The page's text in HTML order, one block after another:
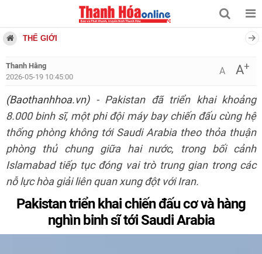
THẾ GIỚI
Thanh Hằng
2026-05-19 10:45:00
A A+
(Baothanhhoa.vn)- Pakistan đã triển khai khoảng
8.000 binh sĩ, một phi đội máy bay chiến đấu cùng hệ
thống phòng không tới Saudi Arabia theo thỏa thuận
phòng thủ chung giữa hai nước, trong bối cảnh
Islamabad tiếp tục đóng vai trò trung gian trong các
nỗ lực hòa giải liên quan xung đột với Iran.
Pakistan triển khai chiến đấu cơ và hàng
nghìn binh sĩ tới Saudi Arabia